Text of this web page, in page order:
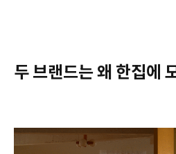
두 브랜드는 왜 한집에